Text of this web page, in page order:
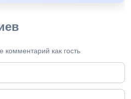
комментарий как гость